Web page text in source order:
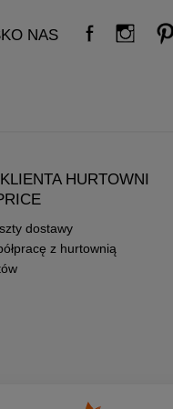
NAS
HURTOWNI
dostawy
z hurtownią